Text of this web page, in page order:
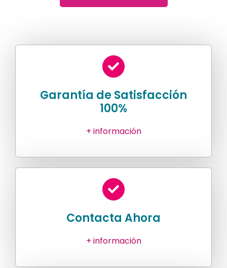
Garantía de Satisfacción
100%
+ información
Contacta Ahora
+ información